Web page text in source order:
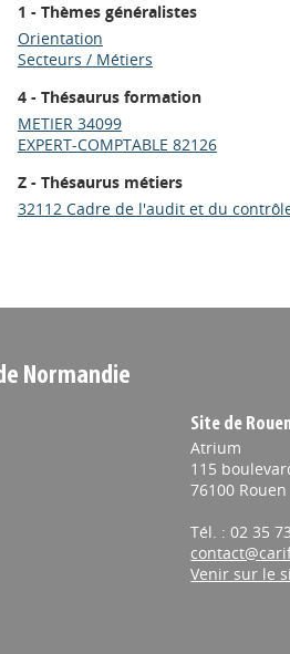
1 - Thèmes généralistes
Orientation
Secteurs / Métiers
4 - Thésaurus formation
METIER 34099
EXPERT-COMPTABLE 82126
Z - Thésaurus métiers
32112 Cadre de l'audit et du
Normandie
Site de
Atrium
115
76100 Rouen
Tél. : 02 35
Venir sur le